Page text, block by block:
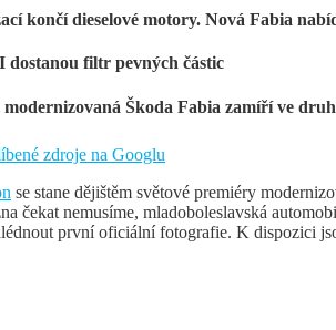
končí dieselové motory. Nová Fabia
dostanou filtr pevných částic
Škoda Fabia zamíří ve
zdroje na Googlu
se stane dějištěm světové premiéry
čekat nemusíme, mladoboleslavská
první oficiální fotografie. K dispozici